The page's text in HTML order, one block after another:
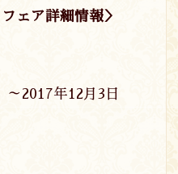
ェア詳細情報＞
～2017年12月3日